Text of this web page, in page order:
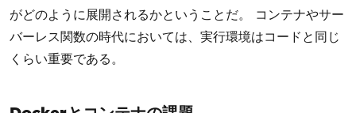
がどのように展開されるかということだ。 コンテナやサー
バーレス関数の時代においては、実行環境はコードと同じ
くらい重要である。